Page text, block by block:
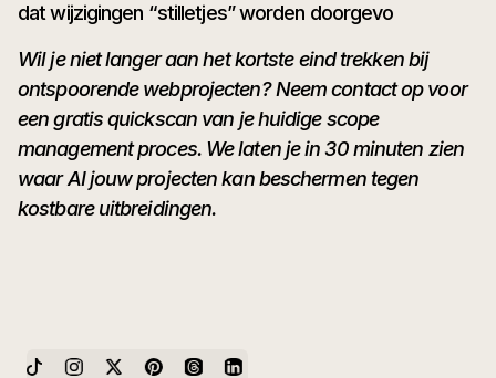
dat wijzigingen “stilletjes” worden doorgevo
Wil je niet langer aan het kortste eind trekken bij
ontspoorende webprojecten? Neem contact op voor
een gratis quickscan van je huidige scope
management proces. We laten je in 30 minuten zien
waar AI jouw projecten kan beschermen tegen
kostbare uitbreidingen.